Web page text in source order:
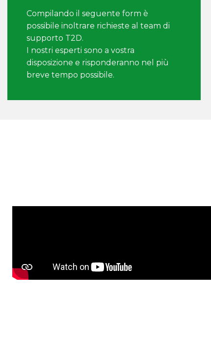
Compilando il seguente form è
possibile inoltrare richieste al team di
supporto T2D.
I nostri esperti sono a vostra
disposizione e risponderanno nel più
breve tempo possibile.